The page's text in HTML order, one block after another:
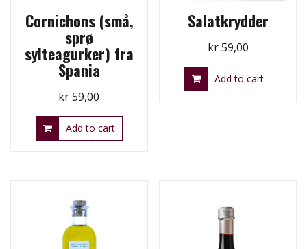
Cornichons (små,
sprø
sylteagurker) fra
Spania
kr59,00
Add to cart
Salatkrydder
kr59,00
Add to cart